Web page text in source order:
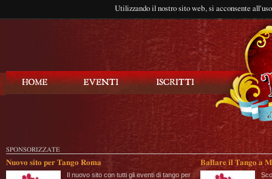
Utilizzando il nostro sito web, si acconsente
SPONSORIZZATE
Nuovo sito per Tango Roma
Il nuovo sito con tutti gli eventi di tango per
Ballare il Tango a